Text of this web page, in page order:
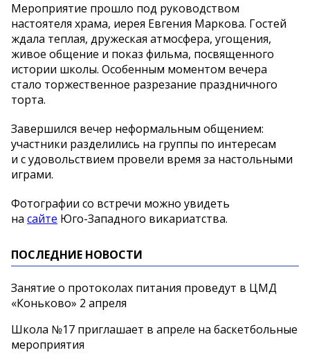
Мероприятие прошло под руководством
настоятеля храма, иерея Евгения Маркова. Гостей
ждала теплая, дружеская атмосфера, угощения,
живое общение и показ фильма, посвященного
истории школы. Особенным моментом вечера
стало торжественное разрезание праздничного
торта.
Завершился вечер неформальным общением:
участники разделились на группы по интересам
и с удовольствием провели время за настольными
играми.
Фотографии со встречи можно увидеть
на сайте Юго-Западного викариатства.
ПОСЛЕДНИЕ НОВОСТИ
Занятие о протоколах питания проведут в ЦМД
«Коньково» 2 апреля
Школа №17 приглашает в апреле на баскетбольные
мероприятия